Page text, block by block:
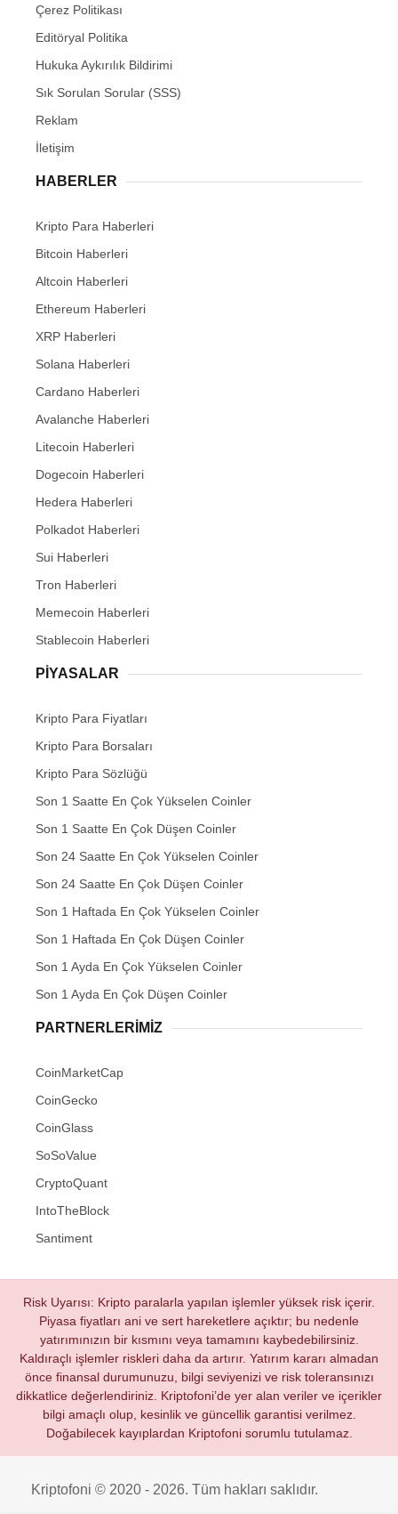
Çerez Politikası
Editöryal Politika
Hukuka Aykırılık Bildirimi
Sık Sorulan Sorular (SSS)
Reklam
İletişim
HABERLER
Kripto Para Haberleri
Bitcoin Haberleri
Altcoin Haberleri
Ethereum Haberleri
XRP Haberleri
Solana Haberleri
Cardano Haberleri
Avalanche Haberleri
Litecoin Haberleri
Dogecoin Haberleri
Hedera Haberleri
Polkadot Haberleri
Sui Haberleri
Tron Haberleri
Memecoin Haberleri
Stablecoin Haberleri
PIYASALAR
Kripto Para Fiyatları
Kripto Para Borsaları
Kripto Para Sözlüğü
Son 1 Saatte En Çok Yükselen Coinler
Son 1 Saatte En Çok Düşen Coinler
Son 24 Saatte En Çok Yükselen Coinler
Son 24 Saatte En Çok Düşen Coinler
Son 1 Haftada En Çok Yükselen Coinler
Son 1 Haftada En Çok Düşen Coinler
Son 1 Ayda En Çok Yükselen Coinler
Son 1 Ayda En Çok Düşen Coinler
PARTNERLERIMIZ
CoinMarketCap
CoinGecko
CoinGlass
SoSoValue
CryptoQuant
IntoTheBlock
Santiment
Risk Uyarısı: Kripto paralarla yapılan işlemler yüksek risk içerir.
Piyasa fiyatları ani ve sert hareketlere açıktır; bu nedenle
yatırımınızın bir kısmını veya tamamını kaybedebilirsiniz.
Kaldıraçlı işlemler riskleri daha da artırır. Yatırım kararı almadan
önce finansal durumunuzu, bilgi seviyenizi ve risk toleransınızı
dikkatlice değerlendiriniz. Kriptofoni’de yer alan veriler ve içerikler
bilgi amaçlı olup, kesinlik ve güncellik garantisi verilmez.
Doğabilecek kayıplardan Kriptofoni sorumlu tutulamaz.
Kriptofoni © 2020 - 2026. Tüm hakları saklıdır.